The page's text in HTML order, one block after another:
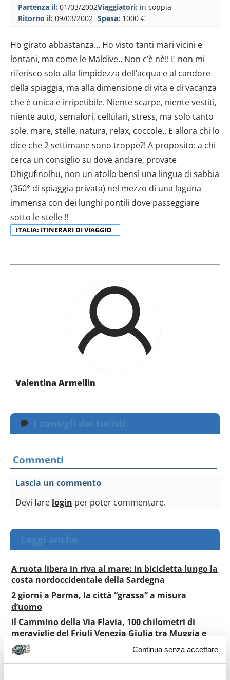
Continua senza accettare
Partenza il: 01/03/2002
Ritorno il: 09/03/2002
Viaggiatori: in coppia
Spesa: 1000 €
Ho girato abbastanza… Ho visto tanti mari vicini e
lontani, ma come le Maldive.. Non c’è nè!! E non mi
riferisco solo alla limpidezza dell’acqua e al candore
della spiaggia, ma alla dimensione di vita e di vacanza
che è unica e irripetibile. Niente scarpe, niente vestiti,
niente auto, semafori, cellulari, stress, ma solo tanto
sole, mare, stelle, natura, relax, coccole.. E allora chi lo
dice che 2 settimane sono troppe?! A proposito: a chi
cerca un consiglio su dove andare, provate
Dhigufinolhu, non un atollo bensì una lingua di sabbia
(360° di spiaggia privata) nel mezzo di una laguna
immensa con dei lunghi pontili dove passeggiare
sotto le stelle !!
ITALIA: ITINERARI DI VIAGGIO
Valentina Armellin
I consigli dei turisti
Commenti
Lascia un commento
Devi fare login per poter commentare.
Leggi anche
A ruota libera in riva al mare: in bicicletta lungo la
costa nordoccidentale della Sardegna
2 giorni a Parma, la città “grassa” a misura
d’uomo
Il Cammino della Via Flavia, 100 chilometri di
meraviglie del Friuli Venezia Giulia tra Muggia e
Aquileia